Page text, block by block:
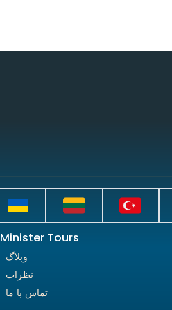
Minister Tours
وبلاگ
نظرات
تماس با ما